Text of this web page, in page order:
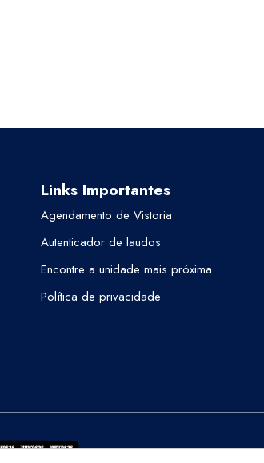
Links Importantes
Agendamento de Vistoria
Autenticador de laudos
Encontre a unidade mais próxima
Política de privacidade